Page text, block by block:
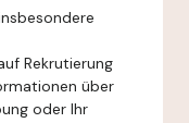
Rekrutierung
über
oder Ihr